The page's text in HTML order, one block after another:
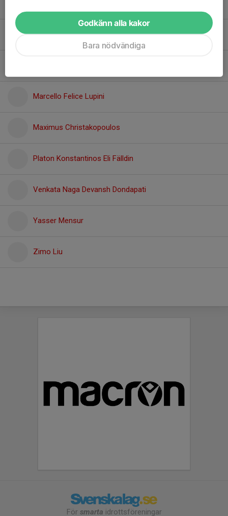
Ilyan Ouahabi
Marcello Felice Lupini
Maximus Christakopoulos
Platon Konstantinos Eli Fälldin
Venkata Naga Devansh Dondapati
Yasser Mensur
Zimo Liu
För smarta idrottsföreningar
Godkänn alla kakor
Bara nödvändiga